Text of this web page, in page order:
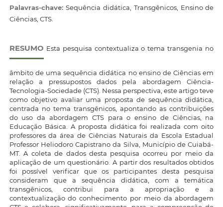
Palavras-chave:Sequência didática, Transgênicos, Ensino de
Ciências, CTS.
RESUMO Esta pesquisa contextualiza o tema transgenia no
âmbito de uma sequência didática no ensino de Ciências em
relação a pressupostos dados pela abordagem Ciência-
Tecnologia-Sociedade (CTS). Nessa perspectiva, este artigo teve
como objetivo avaliar uma proposta de sequência didática,
centrada no tema transgênicos, apontando as contribuições
do uso da abordagem CTS para o ensino de Ciências, na
Educação Básica. A proposta didática foi realizada com oito
professores da área de Ciências Naturais da Escola Estadual
Professor Heliodoro Capistrano da Silva, Município de Cuiabá-
MT. A coleta de dados desta pesquisa ocorreu por meio da
aplicação de um questionário. A partir dos resultados obtidos
foi possível verificar que os participantes desta pesquisa
consideram que a sequência didática, com a temática
transgênicos, contribui para a apropriação e a
contextualização do conhecimento por meio da abordagem